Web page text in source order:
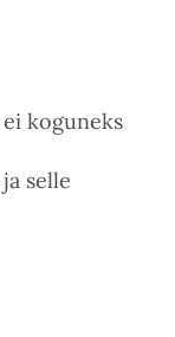
koguneks
selle